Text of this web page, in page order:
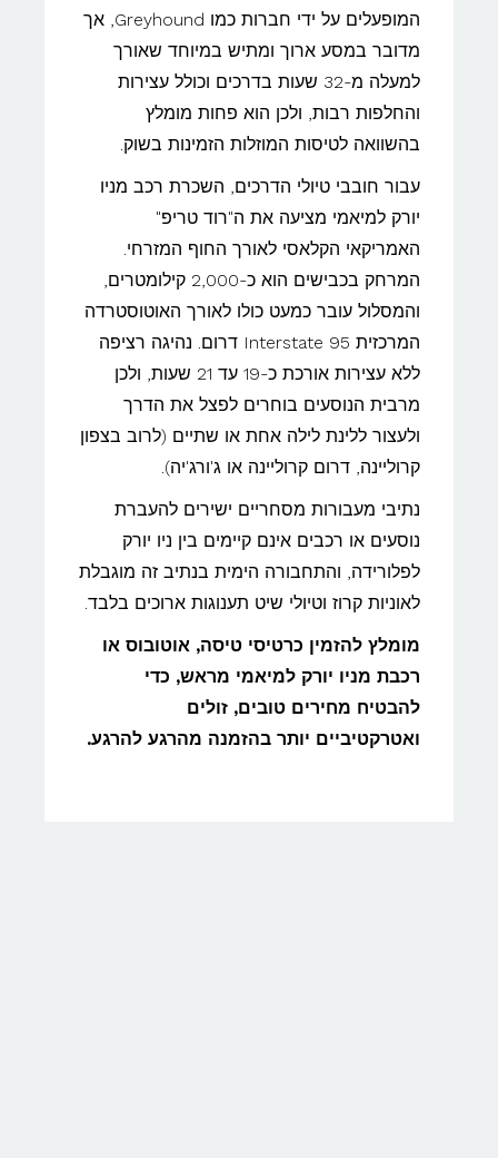
המופעלים על ידי חברות כמו Greyhound, אך
מדובר במסע ארוך ומתיש במיוחד שאורך
למעלה מ-32 שעות בדרכים וכולל עצירות
והחלפות רבות, ולכן הוא פחות מומלץ
בהשוואה לטיסות המוזלות הזמינות בשוק.
עבור חובבי טיולי הדרכים, השכרת רכב מניו
יורק למיאמי מציעה את ה"רוד טריפ"
האמריקאי הקלאסי לאורך החוף המזרחי.
המרחק בכבישים הוא כ-2,000 קילומטרים,
והמסלול עובר כמעט כולו לאורך האוטוסטרדה
המרכזית Interstate 95 דרום. נהיגה רציפה
ללא עצירות אורכת כ-19 עד 21 שעות, ולכן
מרבית הנוסעים בוחרים לפצל את הדרך
ולעצור ללינת לילה אחת או שתיים (לרוב בצפון
קרוליינה, דרום קרוליינה או ג'ורג'יה).
נתיבי מעבורות מסחריים ישירים להעברת
נוסעים או רכבים אינם קיימים בין ניו יורק
לפלורידה, והתחבורה הימית בנתיב זה מוגבלת
לאוניות קרוז וטיולי שיט תענוגות ארוכים בלבד.
מומלץ להזמין כרטיסי טיסה, אוטובוס או
רכבת מניו יורק למיאמי מראש, כדי
להבטיח מחירים טובים, זולים
ואטרקטיביים יותר בהזמנה מהרגע להרגע.